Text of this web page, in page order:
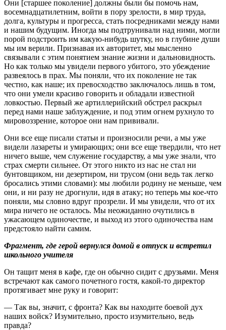
Они [старшее поколение] должны были бы помочь нам,
восемнадцатилетним, войти в пору зрелости, в мир труда,
долга, культуры и прогресса, стать посредниками между нами
и нашим будущим. Иногда мы подтрунивали над ними, могли
порой подстроить им какую-нибудь шутку, но в глубине души
мы им верили. Признавая их авторитет, мы мысленно
связывали с этим понятием знание жизни и дальновидность.
Но как только мы увидели первого убитого, это убеждение
развеялось в прах. Мы поняли, что их поколение не так
честно, как наше; их превосходство заключалось лишь в том,
что они умели красиво говорить и обладали известной
ловкостью. Первый же артиллерийский обстрел раскрыл
перед нами наше заблуждение, и под этим огнем рухнуло то
мировоззрение, которое они нам прививали.
Они все еще писали статьи и произносили речи, а мы уже
видели лазареты и умирающих; они все еще твердили, что нет
ничего выше, чем служение государству, а мы уже знали, что
страх смерти сильнее. От этого никто из нас не стал ни
бунтовщиком, ни дезертиром, ни трусом (они ведь так легко
бросались этими словами): мы любили родину не меньше, чем
они, и ни разу не дрогнули, идя в атаку; но теперь мы кое-что
поняли, мы словно вдруг прозрели. И мы увидели, что от их
мира ничего не осталось. Мы неожиданно очутились в
ужасающем одиночестве, и выход из этого одиночества нам
предстояло найти самим.
Фрагмент, где герой вернулся домой в отпуск и встретил
школьного учителя
Он тащит меня в кафе, где он обычно сидит с друзьями. Меня
встречают как самого почетного гостя, какой-то директор
протягивает мне руку и говорит:
— Так вы, значит, с фронта? Как вы находите боевой дух
наших войск? Изумительно, просто изумительно, ведь
правда?